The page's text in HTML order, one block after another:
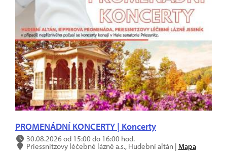
PROMENÁDNÍ KONCERTY | Koncerty
30.08.2026 od 15:00 do 16:00 hod.
Priessnitzovy léčebné lázně a.s., Hudební altán | Mapa